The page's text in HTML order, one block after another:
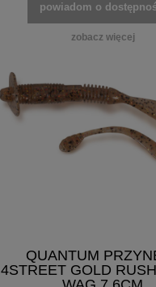
powiadom o
zobacz więcej
QUANTUM
4STREET GOLD